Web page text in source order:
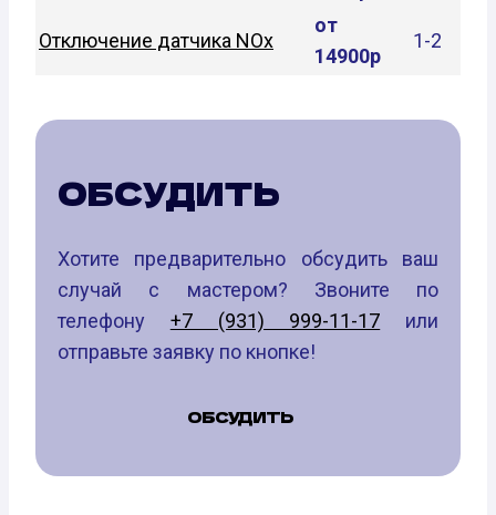
Отключение датчика NOx
от
14900р
1-2
ОБСУДИТЬ
Хотите предварительно обсудить ваш
случай с мастером? Звоните по
телефону +7 (931) 999-11-17 или
отправьте заявку по кнопке!
ОБСУДИТЬ